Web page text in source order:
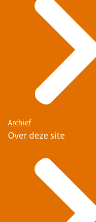
Archief
Over deze site